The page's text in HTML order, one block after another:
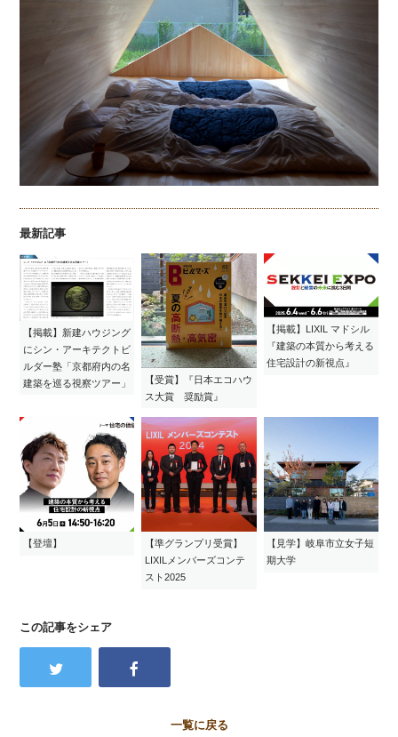
最新記事
【掲載】新建ハウジング
にシン・アーキテクトビ
ルダー塾「京都府内の名
建築を巡る視察ツアー」
【受賞】『日本エコハウ
ス大賞 奨励賞』
【掲載】LIXIL マドシル
『建築の本質から考える
住宅設計の新視点』
【登壇】
【準グランプリ受賞】
LIXILメンバーズコンテ
スト2025
【見学】岐阜市立女子短
期大学
この記事をシェア
一覧に戻る